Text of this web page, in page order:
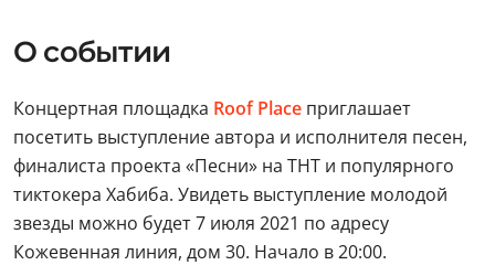
О событии
Концертная площадка Roof Place приглашает
посетить выступление автора и исполнителя песен,
финалиста проекта «Песни» на ТНТ и популярного
тиктокера Хабиба. Увидеть выступление молодой
звезды можно будет 7 июля 2021 по адресу
Кожевенная линия, дом 30. Начало в 20:00.